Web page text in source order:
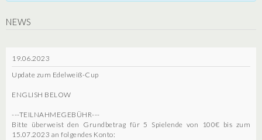
NEWS
19.06.2023
Update zum Edelweiß-Cup
ENGLISH BELOW
---TEILNAHMEGEBÜHR---
Bitte überweist den Grundbetrag für 5 Spielende von 100€ bis zum
15.07.2023 an folgendes Konto: